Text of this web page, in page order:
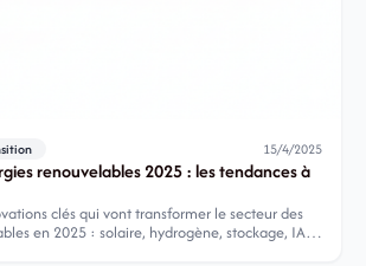
15/4/2025
renouvelables 2025 : les tendances à
clés qui vont transformer le secteur des
en 2025 : solaire, hydrogène, stockage, IA…